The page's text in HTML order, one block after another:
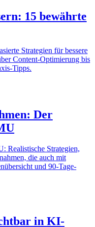
15 bewährte
Strategien für bessere
Content-Optimierung bis
Tipps.
Der
Realistische Strategien,
die auch mit
und 90-Tage-
in KI-